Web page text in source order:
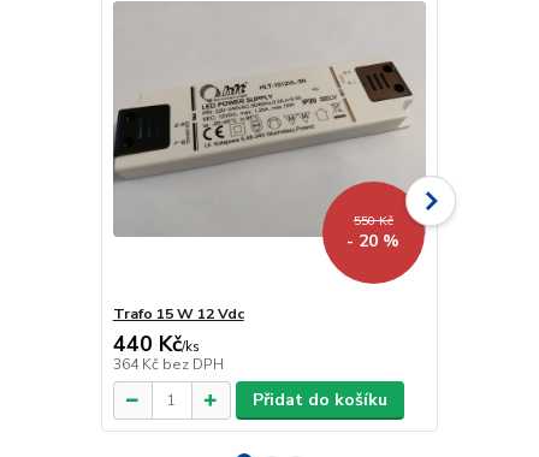
550 Kč
- 20 %
Trafo 15 W 12 Vdc
440 Kč/ks
364 Kč bez DPH
Přidat do košíku